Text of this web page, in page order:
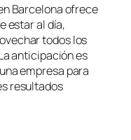
Barcelona ofrece
estar al día,
todos los
anticipación es
empresa para
resultados